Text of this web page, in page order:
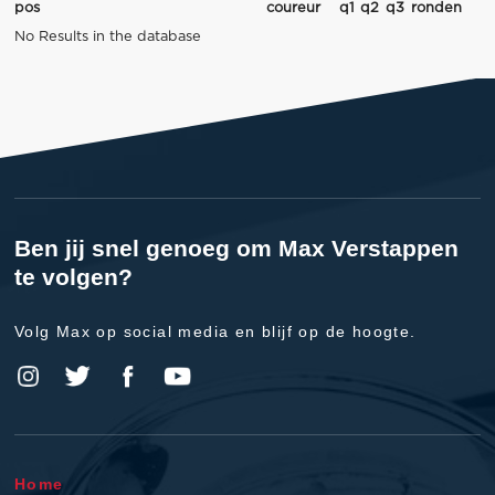
pos coureur q1 q2 q3 ronden
No Results in the database
Ben jij snel genoeg om Max Verstappen
te volgen?
Volg Max op social media en blijf op de hoogte.
Home